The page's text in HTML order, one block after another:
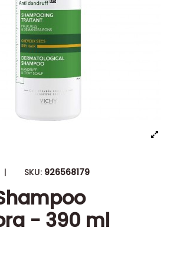
| SKU: 926568179
- 390 ml